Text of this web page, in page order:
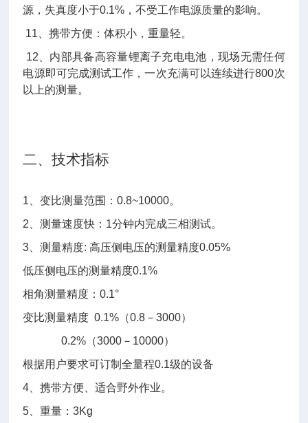
源，失真度小于0.1%，不受工作电源质量的影响。
11 、携带方便：体积小，重量轻。
12 、内部具备高容量锂离子充电电池，现场无需任何
电源即可完成测试工作，一次充满可以连续进行800次
以上的测量。
二、技术指标
1 、变比测量范围：0.8~10000。
2 、测量速度快：1分钟内完成三相测试。
3 、测量精度: 高压侧电压的测量精度0.05%
低压侧电压的测量精度0.1%
相角测量精度：0.1°
变比测量精度 0.1%（0.8－3000）
0.2% （3000－10000）
根据用户要求可订制全量程0.1级的设备
4 、携带方便、适合野外作业。
5 、重量：3Kg